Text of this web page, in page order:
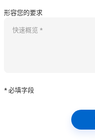
形容您的要求
* 必填字段